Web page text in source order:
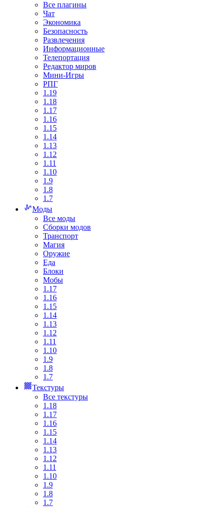
Все плагины
Чат
Экономика
Безопасность
Развлечения
Информационные
Телепортация
Редактор миров
Мини-Игры
РПГ
1.19
1.18
1.17
1.16
1.15
1.14
1.13
1.12
1.11
1.10
1.9
1.8
1.7
Моды
Все моды
Сборки модов
Транспорт
Магия
Оружие
Еда
Блоки
Мобы
1.17
1.16
1.15
1.14
1.13
1.12
1.11
1.10
1.9
1.8
1.7
Текстуры
Все текстуры
1.18
1.17
1.16
1.15
1.14
1.13
1.12
1.11
1.10
1.9
1.8
1.7